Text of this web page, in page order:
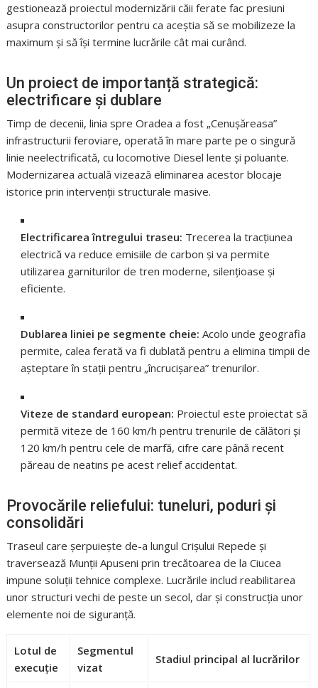
gestionează proiectul modernizării căii ferate fac presiuni
asupra constructorilor pentru ca aceștia să se mobilizeze la
maximum și să își termine lucrările cât mai curând.
Un proiect de importanță strategică:
electrificare și dublare
Timp de decenii, linia spre Oradea a fost „Cenușăreasa”
infrastructurii feroviare, operată în mare parte pe o singură
linie neelectrificată, cu locomotive Diesel lente și poluante.
Modernizarea actuală vizează eliminarea acestor blocaje
istorice prin intervenții structurale masive.
Electrificarea întregului traseu: Trecerea la tracțiunea
electrică va reduce emisiile de carbon și va permite
utilizarea garniturilor de tren moderne, silențioase și
eficiente.
Dublarea liniei pe segmente cheie: Acolo unde geografia
permite, calea ferată va fi dublată pentru a elimina timpii de
așteptare în stații pentru „încrucișarea” trenurilor.
Viteze de standard european: Proiectul este proiectat să
permită viteze de 160 km/h pentru trenurile de călători și
120 km/h pentru cele de marfă, cifre care până recent
păreau de neatins pe acest relief accidentat.
Provocările reliefului: tuneluri, poduri și
consolidări
Traseul care șerpuiește de-a lungul Crișului Repede și
traversează Munții Apuseni prin trecătoarea de la Ciucea
impune soluții tehnice complexe. Lucrările includ reabilitarea
unor structuri vechi de peste un secol, dar și construcția unor
elemente noi de siguranță.
Lotul de
execuție
Segmentul
vizat
Stadiul principal al lucrărilor